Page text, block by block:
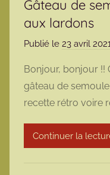
Gâteau de
aux lardons
Publié le 23 avril
Bonjour, bonjour !!
gâteau de
recette rétro voire
Continuer la